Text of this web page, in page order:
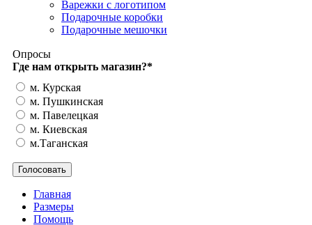
Варежки с логотипом
Подарочные коробки
Подарочные мешочки
Опросы
Где нам открыть магазин?*
м. Курская
м. Пушкинская
м. Павелецкая
м. Киевская
м.Таганская
Главная
Размеры
Помощь